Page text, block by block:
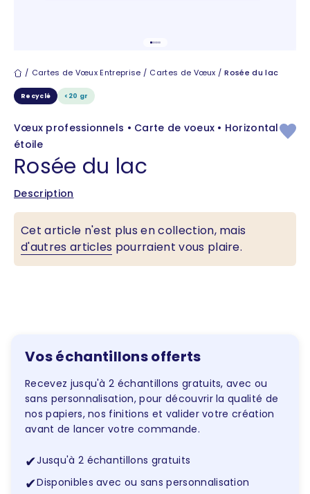
Cartes de vœux
Cartes de Vœux Entreprise Cartes de Vœux Rosée du lac
Recyclé <20 gr
Vœux professionnels • Carte de voeux • Horizontal
étoile
Rosée du lac
Description
Cet article n'est plus en collection, mais
d'autres articles pourraient vous plaire.
Vos échantillons offerts
Recevez jusqu'à 2 échantillons gratuits, avec ou
sans personnalisation, pour découvrir la qualité de
nos papiers, nos finitions et valider votre création
avant de lancer votre commande.
✔Jusqu'à 2 échantillons gratuits
✔Disponibles avec ou sans personnalisation